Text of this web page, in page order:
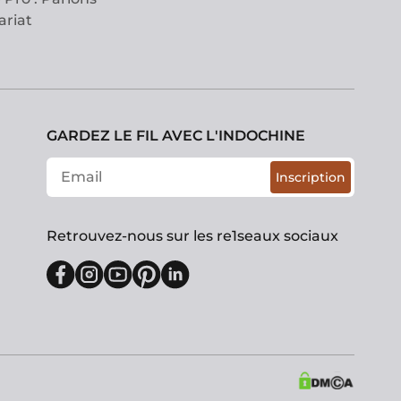
GARDEZ LE FIL AVEC L'INDOCHINE
Inscription
Retrouvez-nous sur les re1seaux sociaux